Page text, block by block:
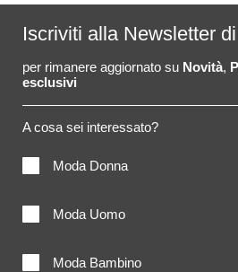
Iscriviti alla Newsletter
per rimanere aggiornato su Novità,
esclusivi
A cosa sei interessato?
Moda Donna
Moda Uomo
Moda Bambino